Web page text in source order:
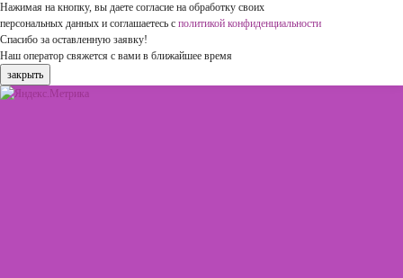
Нажимая на кнопку, вы даете согласие на обработку своих
персональных данных и соглашаетесь с политикой конфиденциальности
Спасибо за оставленную заявку!
Наш оператор свяжется с вами в ближайшее время
закрыть